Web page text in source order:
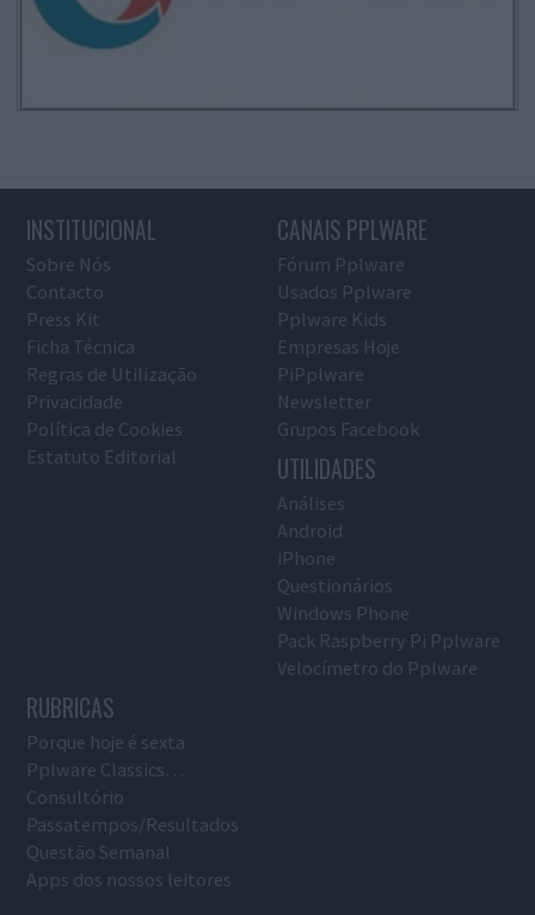
INSTITUCIONAL
Sobre Nós
Contacto
Press Kit
Ficha Técnica
Regras de Utilização
Privacidade
Política de Cookies
Estatuto Editorial
CANAIS PPLWARE
Fórum Pplware
Usados Pplware
Pplware Kids
Empresas Hoje
PiPplware
Newsletter
Grupos Facebook
UTILIDADES
Análises
Android
iPhone
Questionários
Windows Phone
Pack Raspberry Pi Pplware
Velocímetro do Pplware
RUBRICAS
Porque hoje é sexta
Pplware Classics…
Consultório
Passatempos/Resultados
Questão Semanal
Apps dos nossos leitores